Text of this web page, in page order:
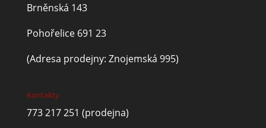
Brněnská 143
Pohořelice 691 23
(Adresa prodejny: Znojemská 995)
Kontakty
773 217 251 (prodejna)